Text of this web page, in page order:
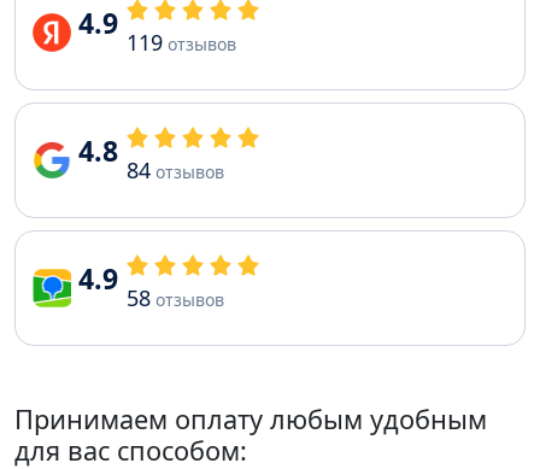
4.9 119 отзывов
4.8 84 отзывов
4.9 58 отзывов
Принимаем оплату любым удобным
для вас способом: